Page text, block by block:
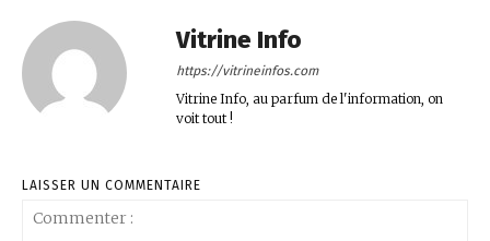
Vitrine Info
https://vitrineinfos.com
Vitrine Info, au parfum de l'information, on
voit tout !
LAISSER UN COMMENTAIRE